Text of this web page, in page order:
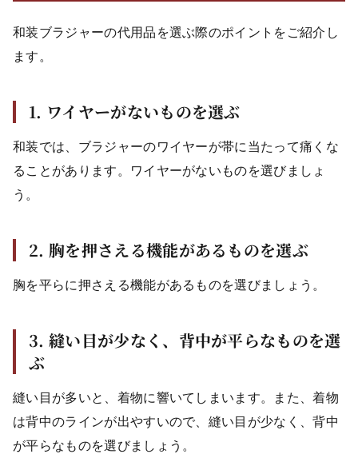
和装ブラジャーの代用品を選ぶ際のポイントをご紹介し
ます。
1. ワイヤーがないものを選ぶ
和装では、ブラジャーのワイヤーが帯に当たって痛くな
ることがあります。ワイヤーがないものを選びましょ
う。
2. 胸を押さえる機能があるものを選ぶ
胸を平らに押さえる機能があるものを選びましょう。
3. 縫い目が少なく、背中が平らなものを選
ぶ
縫い目が多いと、着物に響いてしまいます。また、着物
は背中のラインが出やすいので、縫い目が少なく、背中
が平らなものを選びましょう。